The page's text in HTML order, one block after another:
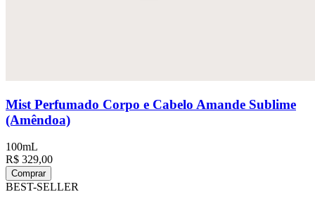
Mist Perfumado Corpo e Cabelo Amande Sublime
(Amêndoa)
100mL
R$ 329,00
Comprar
BEST-SELLER